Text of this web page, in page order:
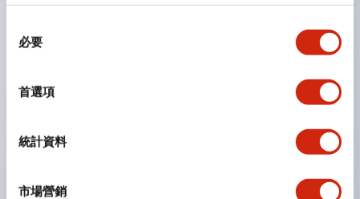
必要
首選項
統計資料
市場營銷
按鈕
選擇開關
帶照明的選擇器
圓頂指示燈